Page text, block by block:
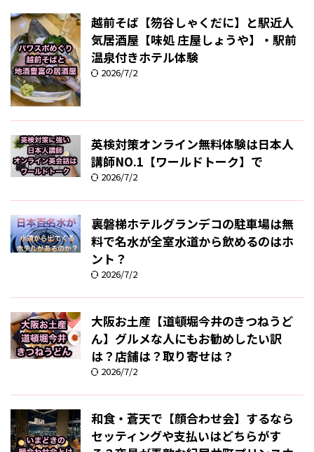
越前そば【笏谷しゃくだに】と駅近人
気居酒屋【味処 庄屋しょうや】・駅前
温泉付きホテル体験
2026/7/2
英検対策オンライン無料体験は日本人
講師NO.1【ワールドトーク】で
2026/7/2
裏磐梯ホテルグランデコの駐車場は無
料で名水が全室水道から飲めるのはホ
ント？
2026/7/2
大阪お土産【道頓堀今井のきつねうど
ん】グルメな人にもお勧めしたい訳
は？店舗は？取り寄せは？
2026/7/2
和食・蒼天で【顔合わせ会】するなら
セッティングや支払いはどちらがす